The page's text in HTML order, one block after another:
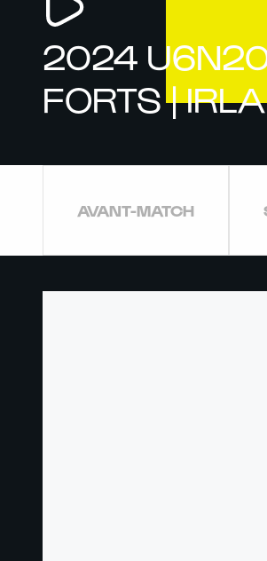
2024
FORTS |
AVANT-MATCH